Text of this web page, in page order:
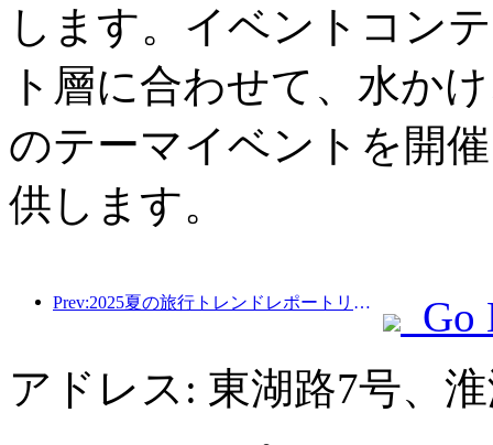
します。イベントコン
ト層に合わせて、水か
のテーマイベントを開
供します。
Prev:2025夏の旅行トレンドレポートリリース：親子の顧客ベースは60％以上を占めています
Go
アドレス: 東湖路7号、